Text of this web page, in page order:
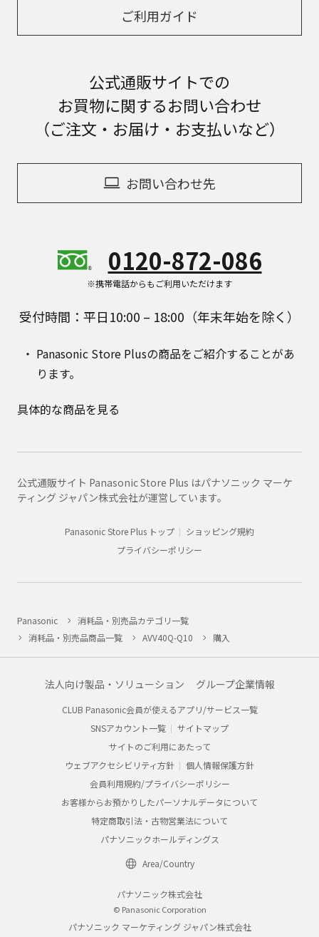
ご利用ガイド
公式通販サイトでの
お買物に関するお問い合わせ
（ご注文・お届け・お支払いなど）
お問い合わせ先
0120-872-086
※携帯電話からもご利用いただけます
受付時間：平日10:00 – 18:00（年末年始を除く）
Panasonic Store Plusの商品をご紹介することがあ
ります。
具体的な商品を見る
公式通販サイト Panasonic Store Plus はパナソニック マーケ
ティング ジャパン株式会社が運営しています。
Panasonic Store Plus トップ
ショッピング規約
プライバシーポリシー
Panasonic
消耗品・別売品カテゴリ一覧
消耗品・別売品商品一覧
AVV40Q-Q10 購入
法人向け製品・ソリューション グループ企業情報
CLUB Panasonic会員が使えるアプリ/サービス一覧
SNSアカウント一覧
サイトマップ
サイトのご利用にあたって
ウェブアクセシビリティ方針
個人情報保護方針
会員利用規約/プライバシーポリシー
お客様からお預かりしたパーソナルデータについて
特定商取引法・古物営業法について
パナソニックホールディングス
Area/Country
パナソニック株式会社
© Panasonic Corporation
パナソニック マーケティング ジャパン株式会社